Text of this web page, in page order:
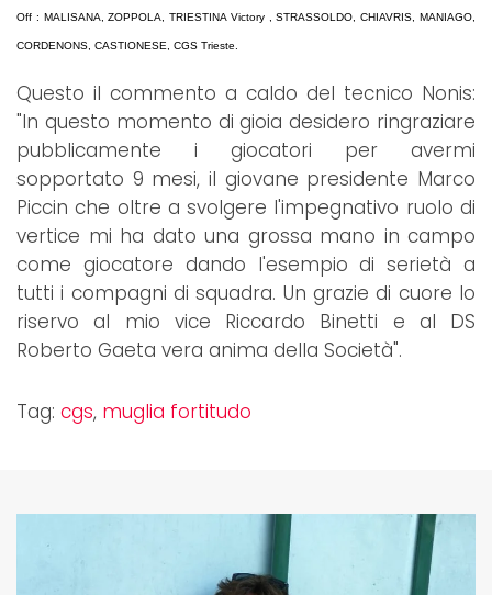
Off : MALISANA, ZOPPOLA, TRIESTINA Victory , STRASSOLDO, CHIAVRIS, MANIAGO,
CORDENONS, CASTIONESE, CGS Trieste.
Questo il commento a caldo del tecnico Nonis:
"In questo momento di gioia desidero ringraziare
pubblicamente i giocatori per avermi
sopportato 9 mesi, il giovane presidente Marco
Piccin che oltre a svolgere l'impegnativo ruolo di
vertice mi ha dato una grossa mano in campo
come giocatore dando l'esempio di serietà a
tutti i compagni di squadra. Un grazie di cuore lo
riservo al mio vice Riccardo Binetti e al DS
Roberto Gaeta vera anima della Società".
Tag: cgs, muglia fortitudo